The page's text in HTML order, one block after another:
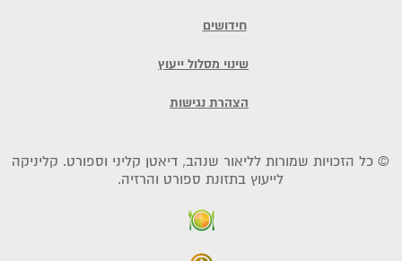
© כל הזכויות שמורות לליאור שנהב, דיאטן קליני וספורט. קליניקה
לייעוץ בתזונת ספורט והרזיה.
חידושים
שינוי מסלול ייעוץ
הצהרת נגישות